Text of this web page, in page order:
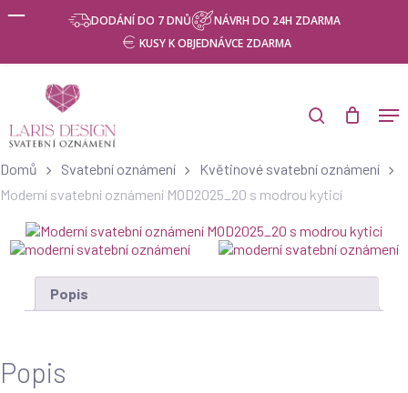
contentProducts
search
DODÁNÍ DO 7 DNŮ
NÁVRH DO 24H ZDARMA
KUSY K OBJEDNÁVCE ZDARMA
search
Domů Svatební oznámení
Květinové svatební oznámení
Moderní svatební oznámení MOD2025_20 s modrou kyticí
Popis
Popis